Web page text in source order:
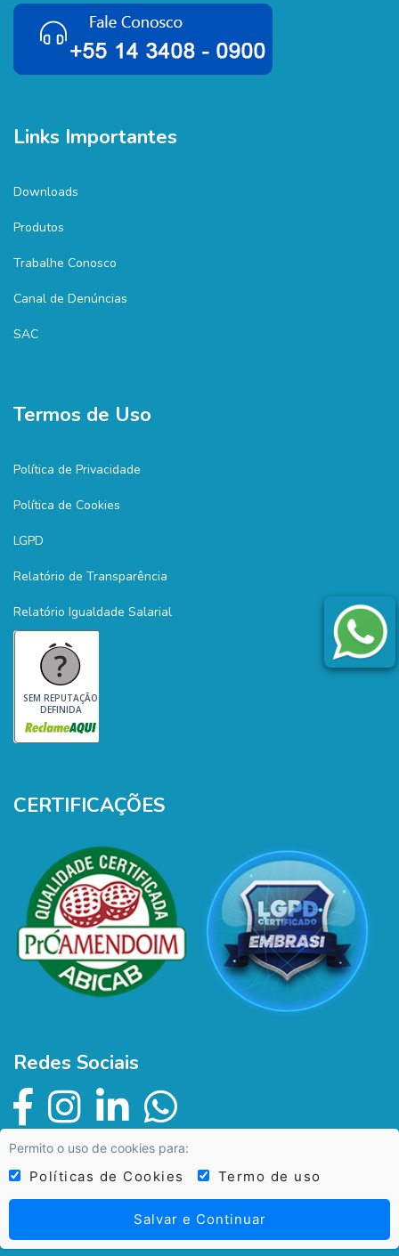
Permito o uso de cookies para:
Políticas de Cookies Termo de uso
Salvar e Continuar
Links Importantes
Downloads
Produtos
Trabalhe Conosco
Canal de Denúncias
SAC
Termos de Uso
Política de Privacidade
Política de Cookies
LGPD
Relatório de Transparência
Relatório Igualdade Salarial
SEM REPUTAÇÃO
DEFINIDA
CERTIFICAÇÕES
Redes Sociais
os Direitos Reservados!